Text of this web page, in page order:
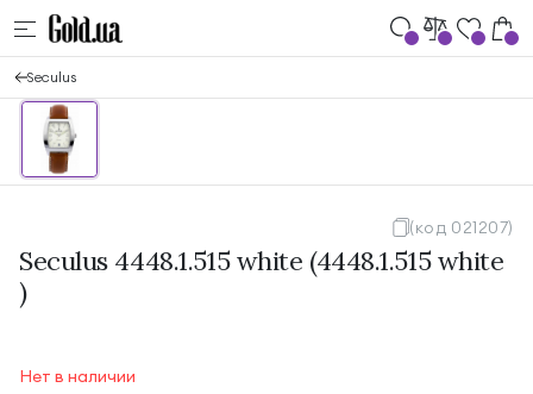
Seculus
(код 021207)
Seculus 4448.1.515 white (4448.1.515 white
)
Нет в наличии